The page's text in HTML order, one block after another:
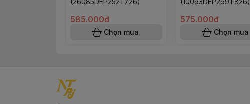
(26085DEP252T726)
585.000đ
Chọn mua
(10093DEP269T826)
575.000đ
Chọn mua